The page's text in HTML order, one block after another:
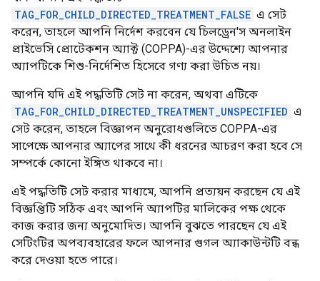
TAG_FOR_CHILD_DIRECTED_TREATMENT_FALSE এ সেট
করেন, তাহলে আপনি নির্দেশ করবেন যে চিলড্রেন'স অনলাইন
প্রাইভেসি প্রোটেকশন অ্যাক্ট (COPPA)-এর উদ্দেশ্যে আপনার
অ্যাপটিকে শিশু-নির্দেশিত হিসেবে গণ্য করা উচিত নয়।
আপনি যদি এই পদ্ধতিটি সেট না করেন, অথবা এটিকে
TAG_FOR_CHILD_DIRECTED_TREATMENT_UNSPECIFIED এ
সেট করেন, তাহলে বিজ্ঞাপন অনুরোধগুলিতে COPPA-এর
সাপেক্ষে আপনার অ্যাপের সাথে কী ধরনের আচরণ করা হবে সে
সম্পর্কে কোনো ইঙ্গিত থাকবে না।
এই পদ্ধতিটি সেট করার মাধ্যমে, আপনি প্রত্যয়ন করছেন যে এই
বিজ্ঞপ্তিটি সঠিক এবং আপনি অ্যাপটির মালিকের পক্ষ থেকে
কাজ করার জন্য অনুমোদিত। আপনি বুঝতে পারছেন যে এই
সেটিংটির অপব্যবহারের ফলে আপনার গুগল অ্যাকাউন্টটি বন্ধ
করে দেওয়া হতে পারে।